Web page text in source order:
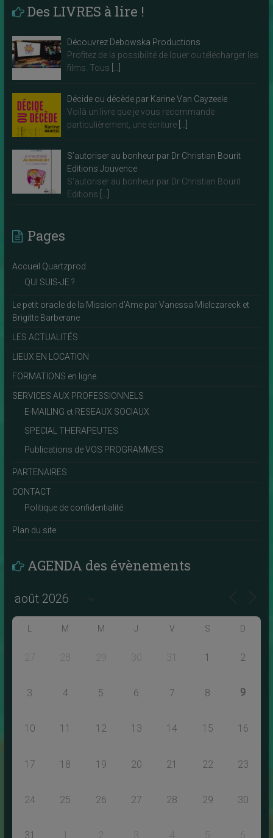
Des LIVRES à lire !
Découvrez Debowska Productions
Profitez de la possibilité de louer ou télécharger les
films. Tous […]
Décide ou décède par Karine Van Cayzeele
Voilà un livre que je vous recommande
particulièrement, une écriture […]
S’autoriser au bonheur par Dr Christian Bourit
Editions Jouvence
S’autoriser au bonheur par Dr Christian Bourit
Editions […]
Pages
Accueil Quartzprod
QUI SUIS-JE ?
Le petit oracle de la Mission d’Ame par Vanessa Mielczareck et
Brigitte Barberane
LES ACTUALITÉS
LIEUX EN LOCATION
FORMATIONS en ligne
SERVICES AUX PROFESSIONNELS
E-MAILING et RESEAUX SOCIAUX
SPECIAL THERAPEUTES
Publications de VOS PROGRAMMES
PARTENAIRES
CONTACT
Politique de confidentialité
Plan du site
AGENDA des évènements
L M M J V S D
27 28 29 30 31 1 2
3 4 5 6 7 8 9
10 11 12 13 14 15 16
17 18 19 20 21 22 23
24 25 26 27 28 29 30
31 2 3 5 6